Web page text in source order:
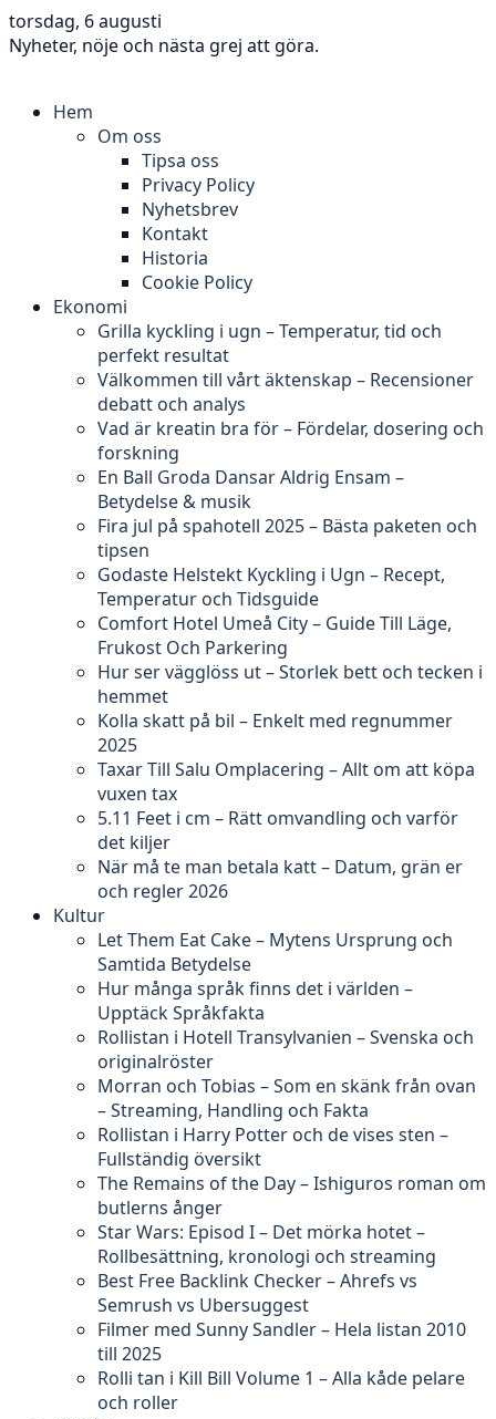
torsdag, 6 augusti
Nyheter, nöje och nästa grej att göra.
Hem
Om oss
Tipsa oss
Privacy Policy
Nyhetsbrev
Kontakt
Historia
Cookie Policy
Ekonomi
Grilla kyckling i ugn – Temperatur, tid och
perfekt resultat
Välkommen till vårt äktenskap – Recensioner
debatt och analys
Vad är kreatin bra för – Fördelar, dosering och
forskning
En Ball Groda Dansar Aldrig Ensam –
Betydelse & musik
Fira jul på spahotell 2025 – Bästa paketen och
tipsen
Godaste Helstekt Kyckling i Ugn – Recept,
Temperatur och Tidsguide
Comfort Hotel Umeå City – Guide Till Läge,
Frukost Och Parkering
Hur ser vägglöss ut – Storlek bett och tecken i
hemmet
Kolla skatt på bil – Enkelt med regnummer
2025
Taxar Till Salu Omplacering – Allt om att köpa
vuxen tax
5.11 Feet i cm – Rätt omvandling och varför
det kiljer
När må te man betala katt – Datum, grän er
och regler 2026
Kultur
Let Them Eat Cake – Mytens Ursprung och
Samtida Betydelse
Hur många språk finns det i världen –
Upptäck Språkfakta
Rollistan i Hotell Transylvanien – Svenska och
originalröster
Morran och Tobias – Som en skänk från ovan
– Streaming, Handling och Fakta
Rollistan i Harry Potter och de vises sten –
Fullständig översikt
The Remains of the Day – Ishiguros roman om
butlerns ånger
Star Wars: Episod I – Det mörka hotet –
Rollbesättning, kronologi och streaming
Best Free Backlink Checker – Ahrefs vs
Semrush vs Ubersuggest
Filmer med Sunny Sandler – Hela listan 2010
till 2025
Rolli tan i Kill Bill Volume 1 – Alla kåde pelare
och roller